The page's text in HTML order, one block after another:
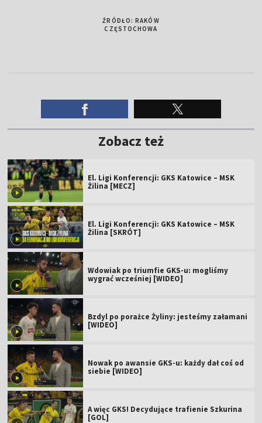
ŹRÓDŁO: RAKÓW
CZĘSTOCHOWA
Zobacz też
El. Ligi Konferencji: GKS Katowice – MSK
Żilina [MECZ]
El. Ligi Konferencji: GKS Katowice – MSK
Żilina [SKRÓT]
Wdowiak po triumfie GKS-u: mogliśmy
wygrać wcześniej [WIDEO]
Bzdyl po porażce Żyliny: jesteśmy załamani
[WIDEO]
Nowak po awansie GKS-u: każdy dał coś od
siebie [WIDEO]
A więc GKS! Decydujące trafienie Szkurina
[GOL]